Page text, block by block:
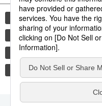
общество культура
jiji press
политика
еда и напитки
шпионаж